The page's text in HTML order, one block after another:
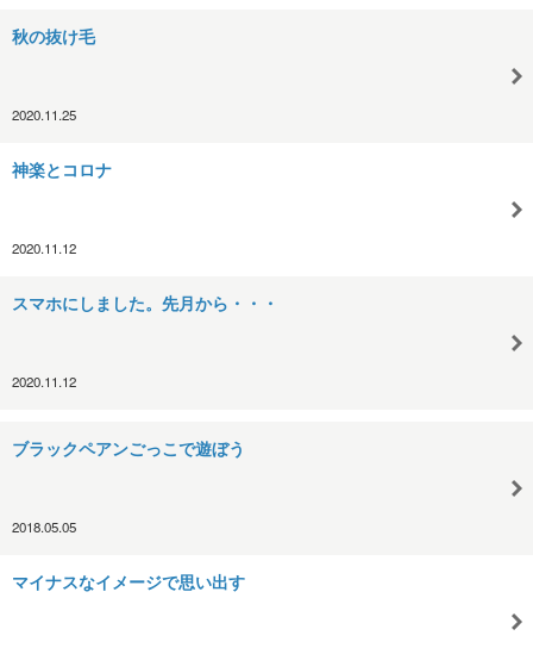
秋の抜け毛
2020.11.25
神楽とコロナ
2020.11.12
スマホにしました。先月から・・・
2020.11.12
ブラックペアンごっこで遊ぼう
2018.05.05
マイナスなイメージで思い出す